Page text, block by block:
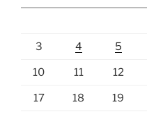
3 4 5
10 11 12
17 18 19